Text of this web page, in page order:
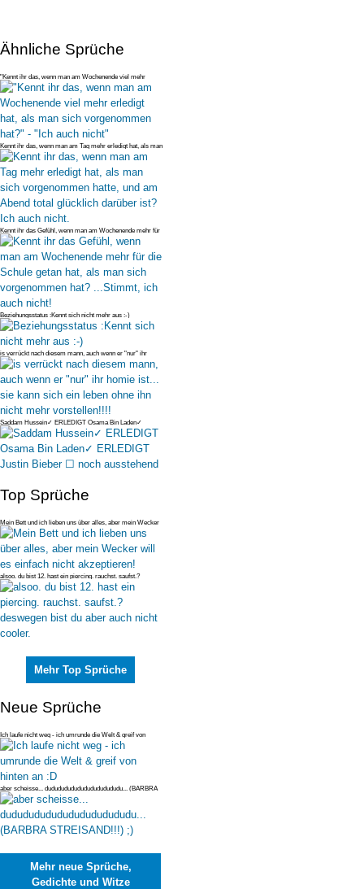
Ähnliche Sprüche
"Kennt ihr das, wenn man am Wochenende viel mehr
erledigt hat, als man s
Kennt ihr das, wenn man am Tag mehr erledigt hat, als man
sich vorgenomm
Kennt ihr das Gefühl, wenn man am Wochenende mehr für
die Schule getan h
Beziehungsstatus :Kennt sich nicht mehr aus :-)
is verrückt nach diesem mann, auch wenn er "nur" ihr
homie ist... sie ka
Saddam Hussein✓ ERLEDIGT Osama Bin Laden✓
ERLEDIGT Justin Bieber ☐ no
Top Sprüche
Mein Bett und ich lieben uns über alles, aber mein Wecker
will es einfac
alsoo. du bist 12. hast ein piercing. rauchst. saufst.?
deswegen bist du
Mehr Top Sprüche
Neue Sprüche
Ich laufe nicht weg - ich umrunde die Welt & greif von
hinten an :D
aber scheisse... dudududududududududududu... (BARBRA
STREISAND!!!) ;)
Mehr neue Sprüche,
Gedichte und Witze